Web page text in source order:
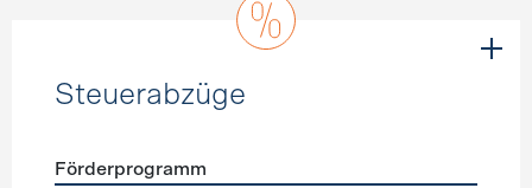
Steuerabzüge
Förderprogramm